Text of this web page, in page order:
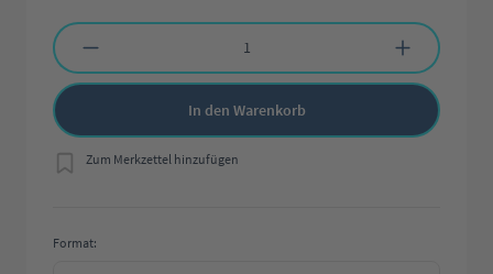
Produkt Anzahl: Gib den gewünschten Wert ein oder benutze die
In den Warenkorb
Zum Merkzettel hinzufügen
Format: